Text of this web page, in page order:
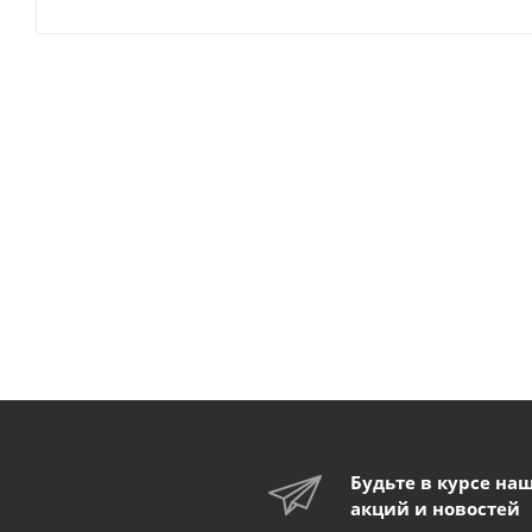
Будьте в курсе
акций и новостей